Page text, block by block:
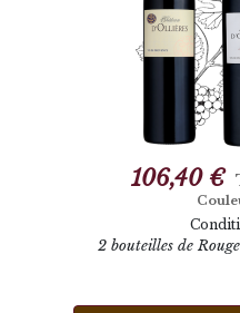
106,40 €
2 bouteilles de